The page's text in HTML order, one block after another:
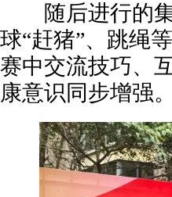
随后进行的集
球“赶猪”、跳绳
赛中交流技巧、
康意识同步增强。